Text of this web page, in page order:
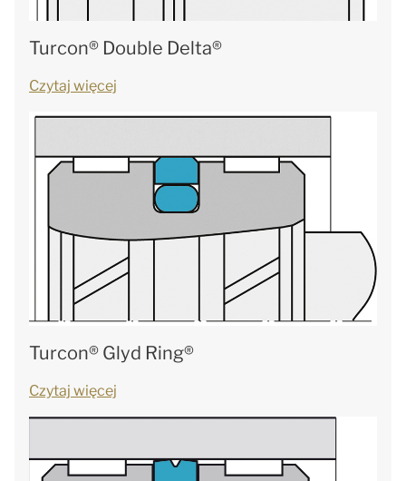
Turcon® Double Delta®
Czytaj więcej
Turcon® Glyd Ring®
Czytaj więcej